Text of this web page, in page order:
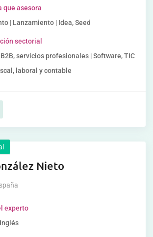
que asesora
| Lanzamiento | Idea, Seed
sectorial
servicios profesionales | Software, TIC
laboral y contable
Nieto
experto